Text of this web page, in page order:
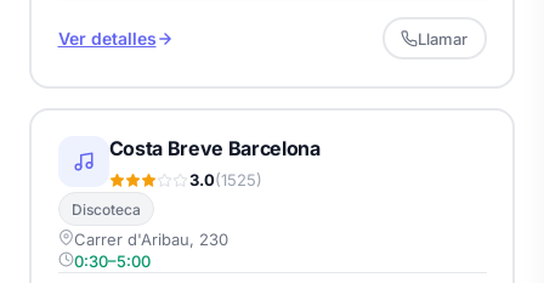
Ver detalles Llamar
Costa Breve Barcelona
3.0(1525)
Discoteca
Carrer d'Aribau, 230
0:30–5:00